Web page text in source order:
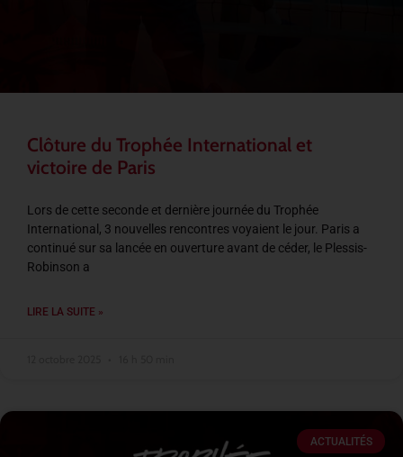
Clôture du Trophée International et
victoire de Paris
Lors de cette seconde et dernière journée du Trophée
International, 3 nouvelles rencontres voyaient le jour. Paris a
continué sur sa lancée en ouverture avant de céder, le Plessis-
Robinson a
LIRE LA SUITE »
ACTUALITÉS